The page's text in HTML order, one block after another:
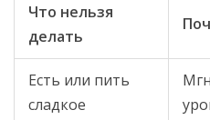
Что нельзя
делать
Есть или пить
сладкое